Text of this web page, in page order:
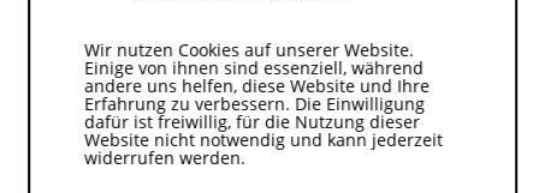
Wir nutzen Cookies auf unserer Website.
Einige von ihnen sind essenziell, während
andere uns helfen, diese Website und Ihre
Erfahrung zu verbessern. Die Einwilligung
dafür ist freiwillig, für die Nutzung dieser
Website nicht notwendig und kann jederzeit
widerrufen werden.